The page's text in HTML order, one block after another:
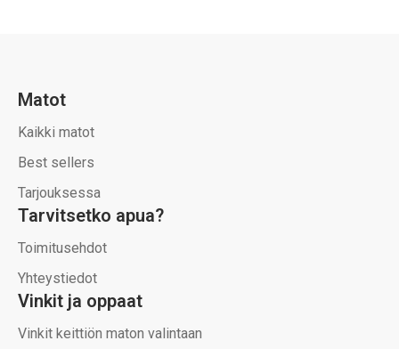
Matot
Kaikki matot
Best sellers
Tarjouksessa
Tarvitsetko apua?
Toimitusehdot
Yhteystiedot
Vinkit ja oppaat
Vinkit keittiön maton valintaan